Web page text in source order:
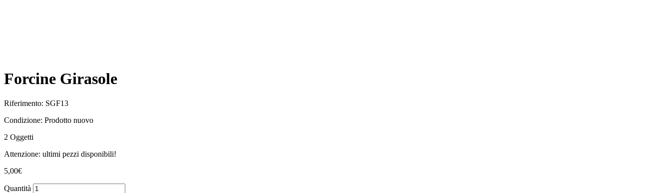
Forcine Girasole
Riferimento: SGF13
Condizione: Prodotto nuovo
2 Oggetti
Attenzione: ultimi pezzi disponibili!
5,00€
Quantità